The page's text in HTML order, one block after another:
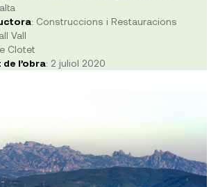
: Construccions i Restauracions
Vall
Clotet
l’obra: 2 juliol 2020